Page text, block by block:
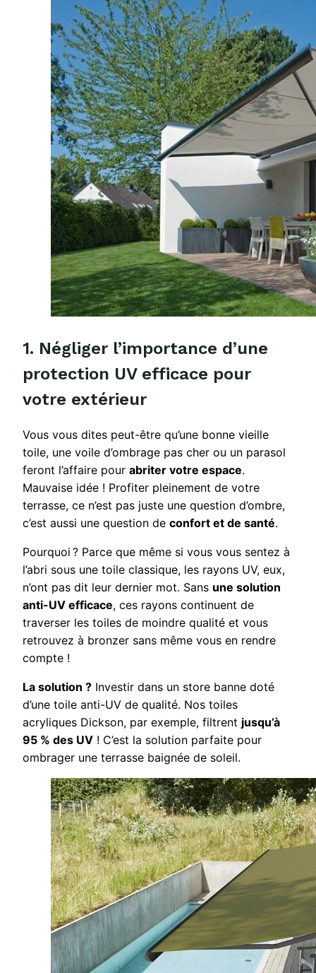
1. Négliger l’importance d’une
protection UV efficace pour
votre extérieur
Vous vous dites peut-être qu’une bonne vieille
toile, une voile d’ombrage pas cher ou un parasol
feront l’affaire pour abriter votre espace.
Mauvaise idée ! Profiter pleinement de votre
terrasse, ce n’est pas juste une question d’ombre,
c’est aussi une question de confort et de santé.
Pourquoi ? Parce que même si vous vous sentez à
l’abri sous une toile classique, les rayons UV, eux,
n’ont pas dit leur dernier mot. Sans une solution
anti-UV efficace, ces rayons continuent de
traverser les toiles de moindre qualité et vous
retrouvez à bronzer sans même vous en rendre
compte !
La solution ? Investir dans un store banne doté
d’une toile anti-UV de qualité. Nos toiles
acryliques Dickson, par exemple, filtrent jusqu’à
95 % des UV ! C’est la solution parfaite pour
ombrager une terrasse baignée de soleil.